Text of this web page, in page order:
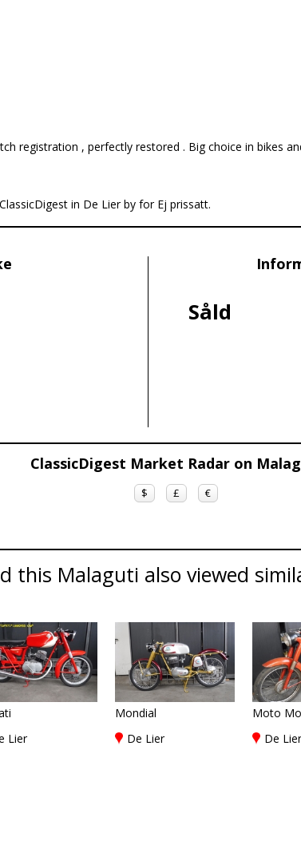
registration , perfectly restored . Big choice in bikes
in De Lier by for Ej prissatt.
Såld
ClassicDigest Market Radar on
$ £ €
this Malaguti also viewed
Lier
Mondial
De Lier
Moto
De Lier